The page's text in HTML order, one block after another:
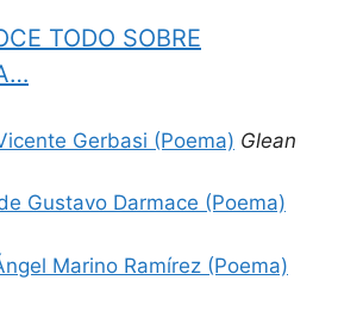
TODO SOBRE
Gerbasi (Poema) Glean
Gustavo Darmace (Poema)
Marino Ramírez (Poema)